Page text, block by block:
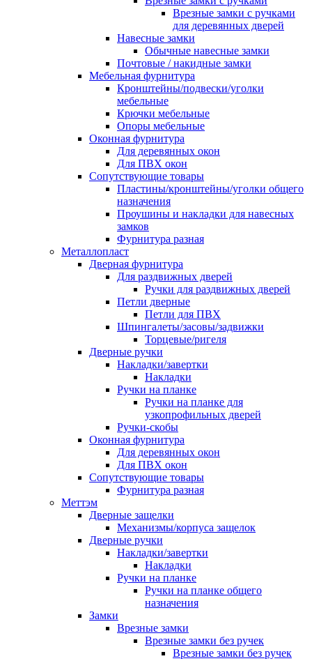
Врезные замки с ручками
для деревянных дверей
Навесные замки
Обычные навесные замки
Почтовые / накидные замки
Мебельная фурнитура
Кронштейны/подвески/уголки
мебельные
Крючки мебельные
Опоры мебельные
Оконная фурнитура
Для деревянных окон
Для ПВХ окон
Сопутствующие товары
Пластины/кронштейны/уголки общего
назначения
Проушины и накладки для навесных
замков
Фурнитура разная
Металлопласт
Дверная фурнитура
Для раздвижных дверей
Ручки для раздвижных дверей
Петли дверные
Петли для ПВХ
Шпингалеты/засовы/задвижки
Торцевые/ригеля
Дверные ручки
Накладки/завертки
Накладки
Ручки на планке
Ручки на планке для
узкопрофильных дверей
Ручки-скобы
Оконная фурнитура
Для деревянных окон
Для ПВХ окон
Сопутствующие товары
Фурнитура разная
Меттэм
Дверные защелки
Механизмы/корпуса защелок
Дверные ручки
Накладки/завертки
Накладки
Ручки на планке
Ручки на планке общего
назначения
Замки
Врезные замки
Врезные замки без ручек
Врезные замки без ручек